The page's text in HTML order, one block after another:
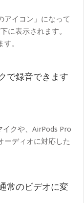
アイコン」になって
に表示されます。
。
で録音できます
クや、AirPods Pro
ーディオに対応した
常のビデオに変